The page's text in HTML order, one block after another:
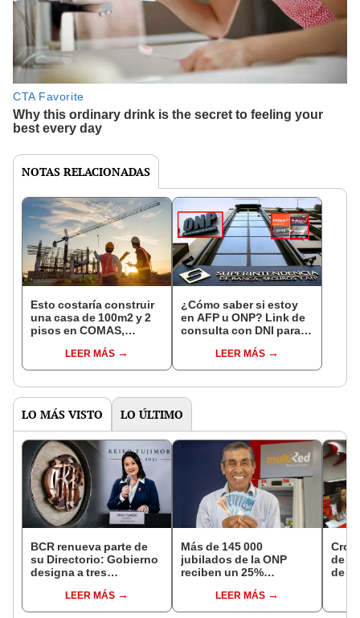
NOTAS RELACIONADAS
Esto costaría construir
una casa de 100m2 y 2
pisos en COMAS,
distritos de LIMA
NORTE
LEER MÁS
¿Cómo saber si estoy
en AFP u ONP? Link de
consulta con DNI para
pensiones estás
LEER MÁS
LO MÁS VISTO LO ÚLTIMO
BCR renueva parte de
su Directorio: Gobierno
designa a tres
EjecutivoLEER MÁS
Más de 145 000
jubilados de la ONP
reciben un 25%
en agostoLEER MÁS
de
de